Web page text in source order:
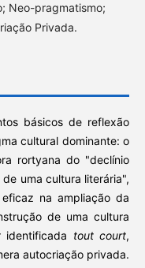
Neo-pragmatismo;
Privada.
básicos de reflexão
cultural dominante: o
rortyana do "declínio
uma cultura literária",
na ampliação da
de uma cultura
identificada tout court,
autocriação privada.